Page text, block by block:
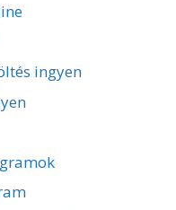
ingyen